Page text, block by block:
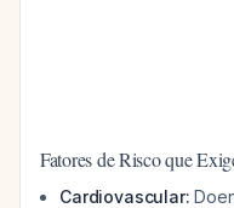
Fatores de Risco que
Cardiovascular: